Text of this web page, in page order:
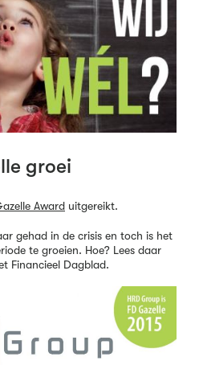
groei
Award uitgereikt.
gehad in de crisis en toch is het
te groeien. Hoe? Lees daar
Financieel Dagblad.